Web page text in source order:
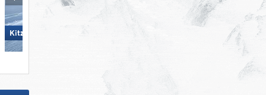
KitzSki – Kitzbühel/​Kirchberg